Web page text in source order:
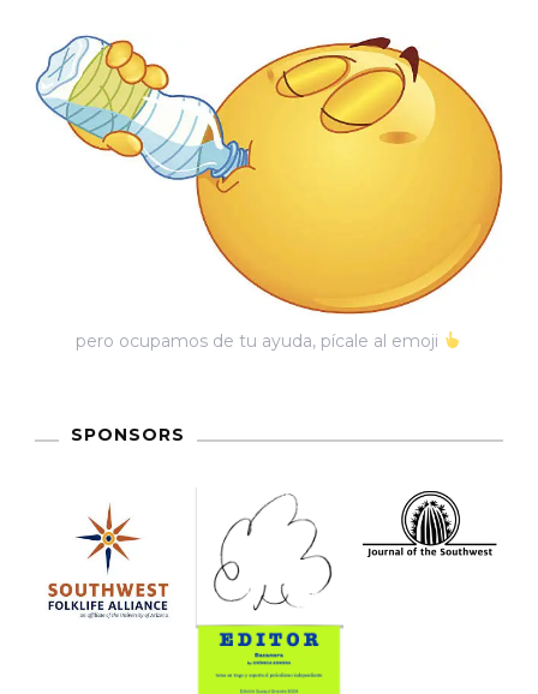
pero ocupamos de tu ayuda, pícale al emoji
SPONSORS